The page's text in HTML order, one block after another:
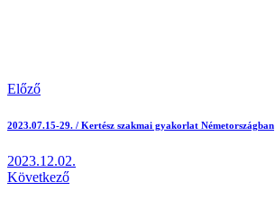
Bejegyzés
navigáció
Előző
2023.07.15-29. / Kertész szakmai gyakorlat Németországban
2023.12.02.
Következő